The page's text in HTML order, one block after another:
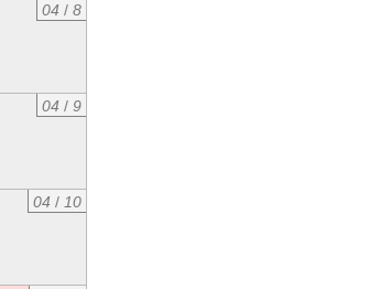
04 / 8
04 / 9
04 / 10